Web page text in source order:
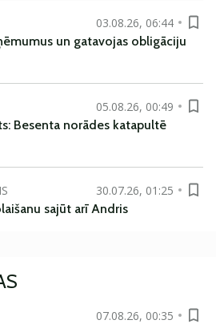
03.08.26, 06:44
un gatavojas obligāciju
05.08.26, 00:49
Besenta norādes katapultē
30.07.26, 01:25
sajūt arī Andris
07.08.26, 00:35